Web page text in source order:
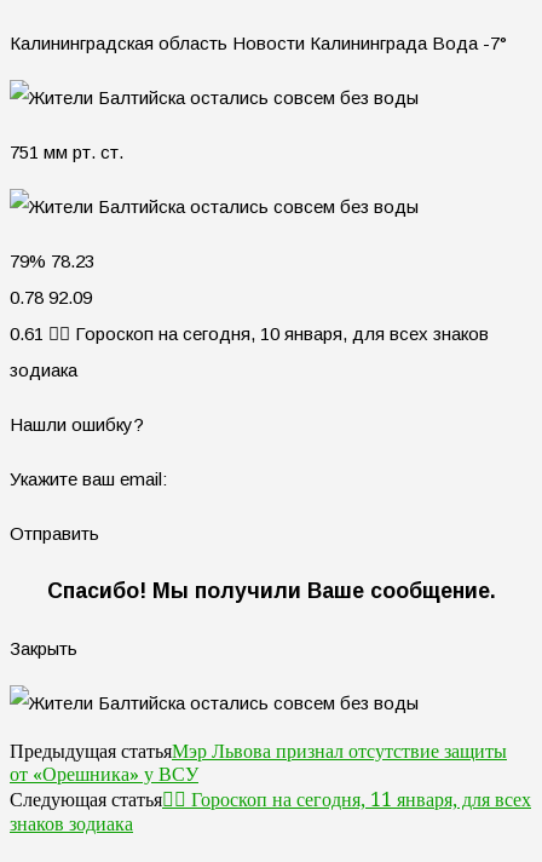
Калининградская область Новости Калининграда Вода -7°
751 мм рт. ст.
79% 78.23
0.78 92.09
0.61 🧙‍♀ Гороскоп на сегодня, 10 января, для всех знаков
зодиака
Нашли ошибку?
Укажите ваш email:
Отправить
Спасибо! Мы получили Ваше сообщение.
Закрыть
Предыдущая статьяМэр Львова признал отсутствие защиты
от «Орешника» у ВСУ
Следующая статья🧙‍♀ Гороскоп на сегодня, 11 января, для всех
знаков зодиака